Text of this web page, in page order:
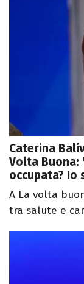
Caterina
Volta Buona:
occupata? Io
A La volta
tra salute e